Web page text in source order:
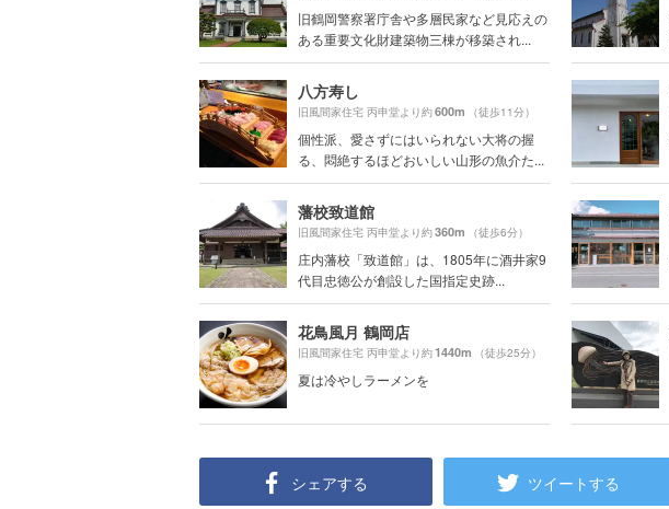
旧鶴岡警察署庁舎や多層民家など見応えの
ある重要文化財建築物三棟が移築され...
八方寿し
旧風間家住宅 丙申堂より約600m （徒歩11分）
個性派、愛さずにはいられない大将の握
る、悶絶するほどおいしい山形の魚介た...
藩校致道館
旧風間家住宅 丙申堂より約360m （徒歩6分）
庄内藩校「致道館」は、1805年に酒井家9
代目忠徳公が創設した国指定史跡...
花鳥風月 鶴岡店
旧風間家住宅 丙申堂より約1440m （徒歩25分）
夏は冷やしラーメンを
シェアする ツイートする